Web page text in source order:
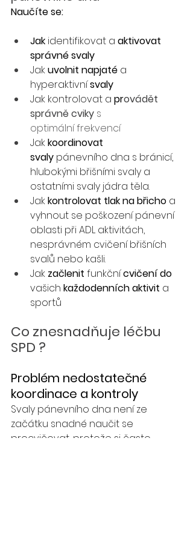
Naučíte se:
Jak identifikovat a aktivovat
správné svaly
Jak uvolnit napjaté a
hyperaktivní svaly
Jak kontrolovat a provádět
správně cviky s
optimální frekvencí
Jak koordinovat
svaly pánevního dna s bránicí,
hlubokými břišními svaly a
ostatními svaly jádra těla.
Jak kontrolovat tlak na břicho a
vyhnout se poškození pánevní
oblasti při ADL aktivitách,
nesprávném cvičení břišních
svalů nebo kašli.
Jak začlenit funkční cvičení do
vašich každodenních aktivit a
sportů
Co znesnadňuje léčbu
SPD ?
Problém nedostatečné
koordinace a kontroly
Svaly pánevního dna není ze
začátku snadné naučit se
procvičovat, protože si často